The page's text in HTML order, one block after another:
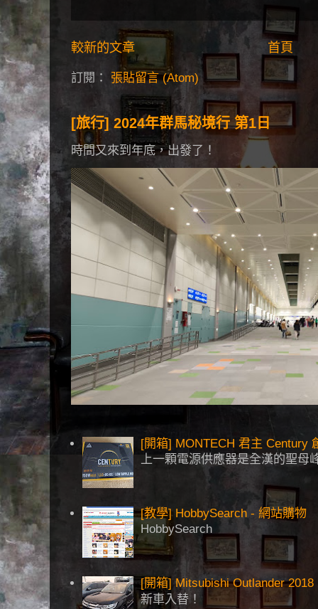
較新的文章 首頁
訂閱： 張貼留言 (Atom)
[旅行] 2024年群馬秘境行 第1日
時間又來到年底，出發了！
[開箱] MONTECH 君主 Century
上一顆電源供應器是全漢的聖母
[教學] HobbySearch - 網站購物
HobbySearch
[開箱] Mitsubishi Outlander 2018
新車入替！